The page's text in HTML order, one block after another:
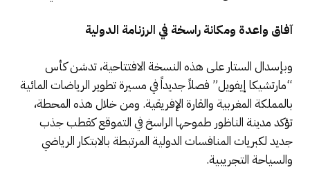
آفاق واعدة ومكانة راسخة في الرزنامة الدولية
وبإسدال الستار على هذه النسخة الافتتاحية، تدشن كأس
“مارتشيكا إيفويل” فصلاً جديداً في مسيرة تطوير الرياضات المائية
بالمملكة المغربية والقارة الإفريقية. ومن خلال هذه المحطة،
تؤكد مدينة الناظور طموحها الراسخ في التموقع كقطب جذب
جديد لكبريات المنافسات الدولية المرتبطة بالابتكار الرياضي
والسياحة التجريبية.